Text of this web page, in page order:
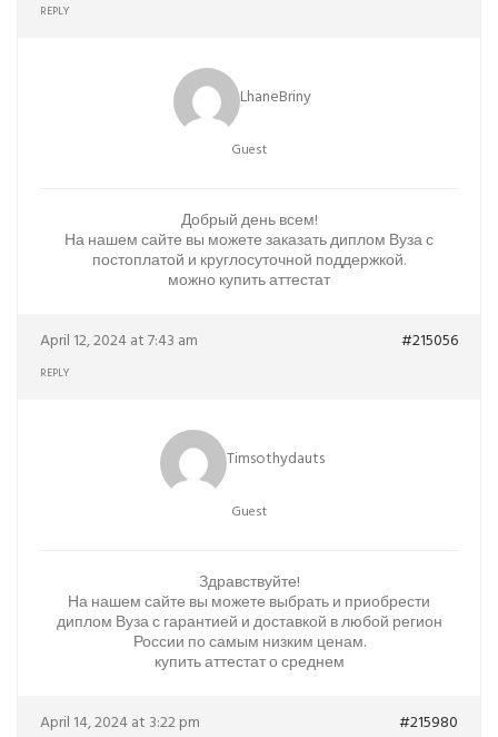
REPLY
LhaneBriny
Guest
Добрый день всем!
На нашем сайте вы можете заказать диплом Вуза с
постоплатой и круглосуточной поддержкой.
можно купить аттестат
April 12, 2024 at 7:43 am #215056
REPLY
Timsothydauts
Guest
Здравствуйте!
На нашем сайте вы можете выбрать и приобрести
диплом Вуза с гарантией и доставкой в любой регион
России по самым низким ценам.
купить аттестат о среднем
April 14, 2024 at 3:22 pm #215980